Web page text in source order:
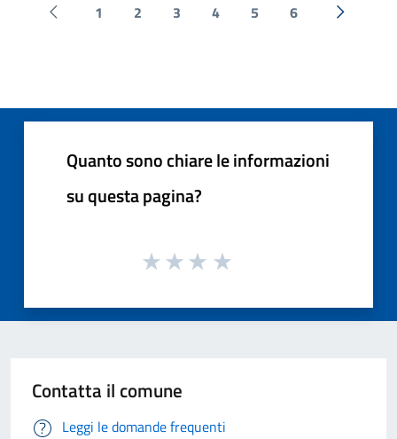
Pagina precedente
1 2 3 4 5 6
Quanto sono chiare le informazioni
su questa pagina?
Contatta il comune
Leggi le domande frequenti